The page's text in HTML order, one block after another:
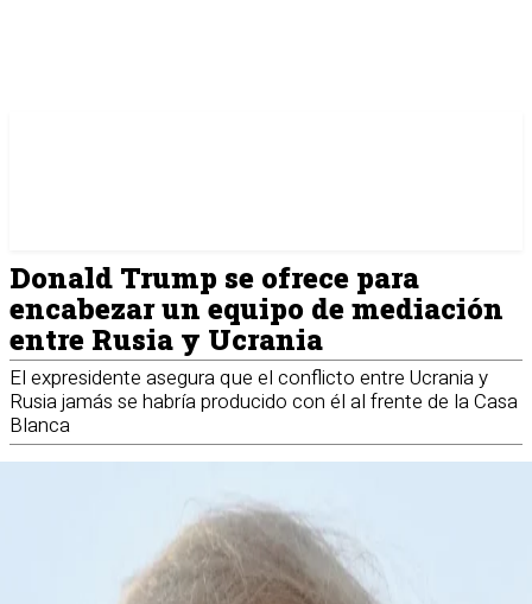
Donald Trump se ofrece para
encabezar un equipo de mediación
entre Rusia y Ucrania
El expresidente asegura que el conflicto entre Ucrania y
Rusia jamás se habría producido con él al frente de la Casa
Blanca